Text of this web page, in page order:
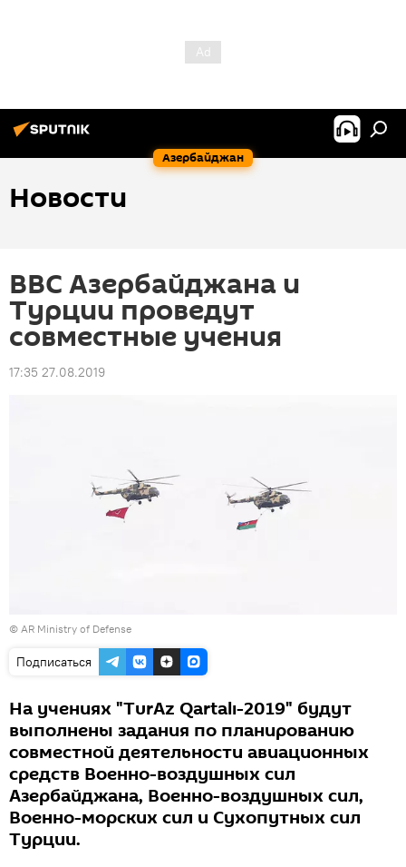
Азербайджан
Новости
ВВС Азербайджана и
Турции проведут
совместные учения
17:35 27.08.2019
© AR Ministry of Defense
Подписаться
На учениях "TurAz Qartalı-2019" будут
выполнены задания по планированию
совместной деятельности авиационных
средств Военно-воздушных сил
Азербайджана, Военно-воздушных сил,
Военно-морских сил и Сухопутных сил
Турции.